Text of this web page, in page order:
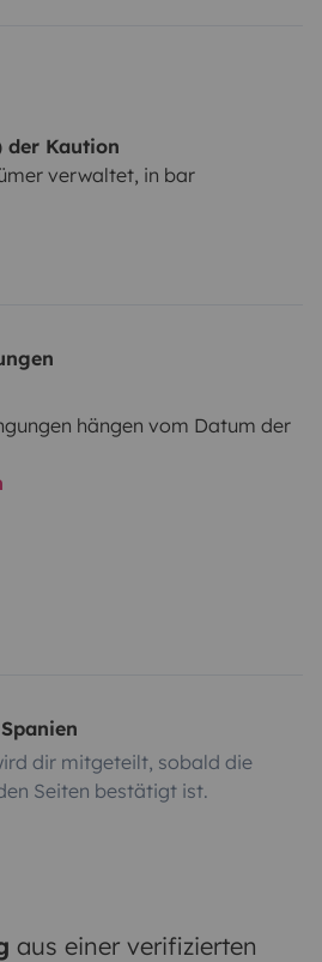
der Kaution
verwaltet, in bar
hängen vom Datum der
dir mitgeteilt, sobald die
Seiten bestätigt ist.
aus einer verifizierten